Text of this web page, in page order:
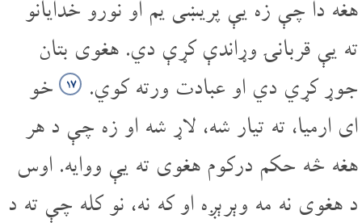
هغه دا چې زه یې پریښی یم او نورو خدایانو
ته یې قربانۍ وړاندې کړې دي. هغوی بتان
جوړ کړي دي او عبادت ورته کوي.
۱۷ خو
ای ارمیا، ته تیار شه، لاړ شه او زه چې د هر
هغه څه حکم درکوم هغوی ته یې ووایه. اوس
د هغوی نه مه وېرېږه او که نه، نو کله چې ته د